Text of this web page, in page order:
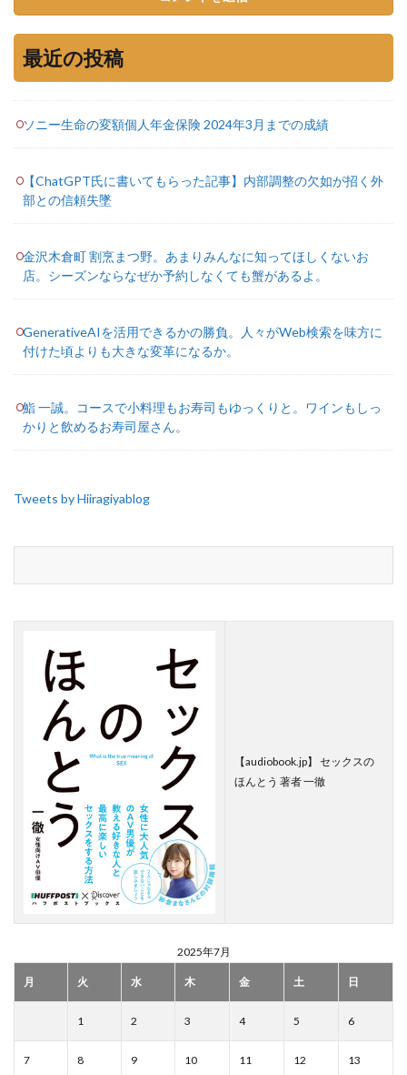
最近の投稿
ソニー生命の変額個人年金保険 2024年3月までの成績
【ChatGPT氏に書いてもらった記事】内部調整の欠如が招く外
部との信頼失墜
金沢木倉町 割烹まつ野。あまりみんなに知ってほしくないお
店。シーズンならなぜか予約しなくても蟹があるよ。
GenerativeAIを活用できるかの勝負。人々がWeb検索を味方に
付けた頃よりも大きな変革になるか。
鮨 一誠。コースで小料理もお寿司もゆっくりと。ワインもしっ
かりと飲めるお寿司屋さん。
Tweets by Hiiragiyablog
【audiobook.jp】 セックスの
ほんとう 著者 一徹
2025年7月
月 火 水 木 金 土 日
1 2 3 4 5 6
7 8 9 10 11 12 13